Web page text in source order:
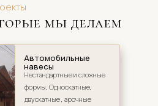
Нестандартные и сложные
формы, Односкатные,
двускатные , арочные
Автомобильные
навесы
мы делаем